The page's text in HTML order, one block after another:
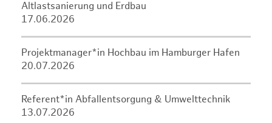
Altlastsanierung und Erdbau
17.06.2026
Projektmanager*in Hochbau im Hamburger Hafen
20.07.2026
Referent*in Abfallentsorgung & Umwelttechnik
13.07.2026